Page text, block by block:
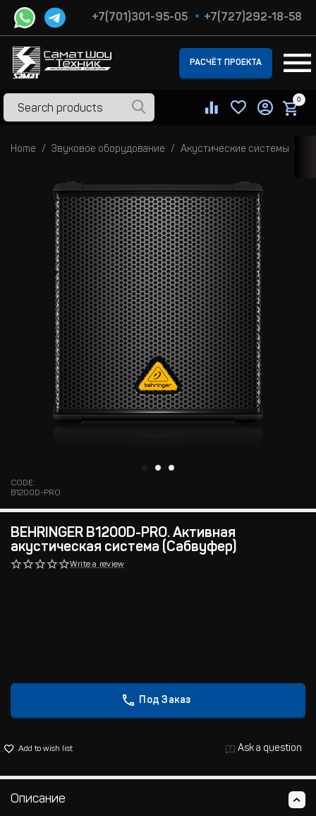
+7(701)301-95-05 +7(727)292-18-58
РАСЧЁТ ПРОЕКТА
0
Home Звуковое оборудование Акустические системы
CODE:
B1200D-PRO
BEHRINGER B1200D-PRO. Активная
акустическая система (Сабвуфер)
Write a review
Под Заказ
Add to wish list Ask a question
Описание